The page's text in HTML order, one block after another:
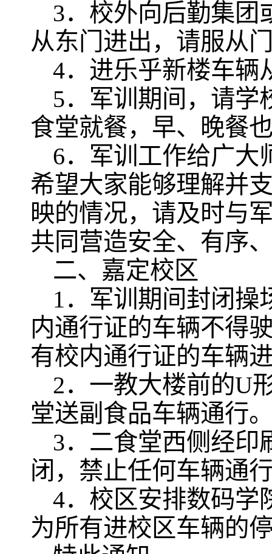
3．校外向后勤集团
从东门进出，请服从
4．进乐乎新楼车辆
5．军训期间，请学
食堂就餐，早、晚餐
6．军训工作给广大
希望大家能够理解并
映的情况，请及时与
共同营造安全、有序
二、嘉定校区
1．军训期间封闭操
内通行证的车辆不得
有校内通行证的车辆
2．一教大楼前的U
堂送副食品车辆通行
3．二食堂西侧经印
闭，禁止任何车辆通
4．校区安排数码学
为所有进校区车辆的